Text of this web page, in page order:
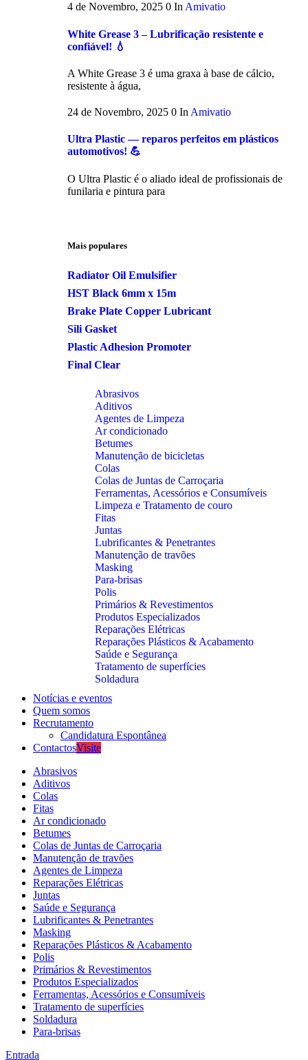
4 de Novembro, 2025 0 InAmivatio
White Grease 3 – Lubrificação resistente e
confiável! 💧
A White Grease 3 é uma graxa à base de cálcio,
resistente à água,
24 de Novembro, 2025 0 In Amivatio
Ultra Plastic — reparos perfeitos em plásticos
automotivos! 💪
O Ultra Plastic é o aliado ideal de profissionais de
funilaria e pintura para
Mais populares
Radiator Oil Emulsifier
HST Black 6mm x 15m
Brake Plate Copper Lubricant
Sili Gasket
Plastic Adhesion Promoter
Final Clear
Abrasivos
Aditivos
Agentes de Limpeza
Ar condicionado
Betumes
Manutenção de bicicletas
Colas
Colas de Juntas de Carroçaria
Ferramentas, Acessórios e Consumíveis
Limpeza e Tratamento de couro
Fitas
Juntas
Lubrificantes & Penetrantes
Manutenção de travões
Masking
Para-brisas
Polis
Primários & Revestimentos
Produtos Especializados
Reparações Elétricas
Reparações Plásticos & Acabamento
Saúde e Segurança
Tratamento de superfícies
Soldadura
Notícias e eventos
Quem somos
Recrutamento
Candidatura Espontânea
ContactosVisite
Abrasivos
Aditivos
Colas
Fitas
Ar condicionado
Betumes
Colas de Juntas de Carroçaria
Manutenção de travões
Agentes de Limpeza
Reparações Elétricas
Juntas
Saúde e Segurança
Lubrificantes & Penetrantes
Masking
Reparações Plásticos & Acabamento
Polis
Primários & Revestimentos
Produtos Especializados
Ferramentas, Acessórios e Consumíveis
Tratamento de superfícies
Soldadura
Para-brisas
Entrada